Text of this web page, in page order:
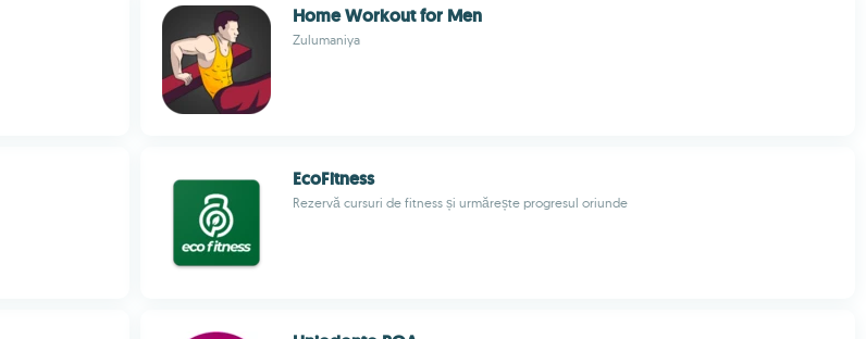
Home Workout for Men
Zulumaniya
EcoFitness
Rezervă cursuri de fitness și urmărește progresul oriunde